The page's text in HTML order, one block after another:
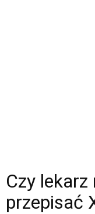
Czy
przepisać